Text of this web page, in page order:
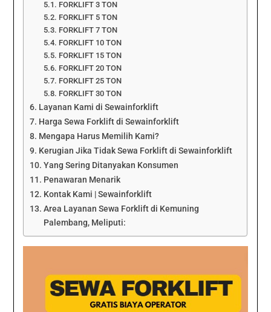
FORKLIFT 3 TON
FORKLIFT 5 TON
FORKLIFT 7 TON
FORKLIFT 10 TON
FORKLIFT 15 TON
FORKLIFT 20 TON
FORKLIFT 25 TON
FORKLIFT 30 TON
Layanan Kami di Sewainforklift
Harga Sewa Forklift di Sewainforklift
Mengapa Harus Memilih Kami?
Kerugian Jika Tidak Sewa Forklift di Sewainforklift
Yang Sering Ditanyakan Konsumen
Penawaran Menarik
Kontak Kami | Sewainforklift
Area Layanan Sewa Forklift di Kemuning
Palembang, Meliputi: